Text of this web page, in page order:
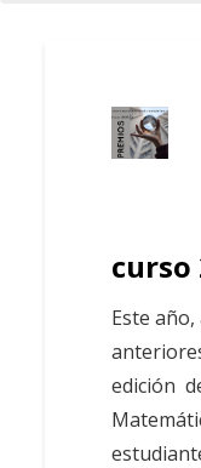
curso
Este
edición